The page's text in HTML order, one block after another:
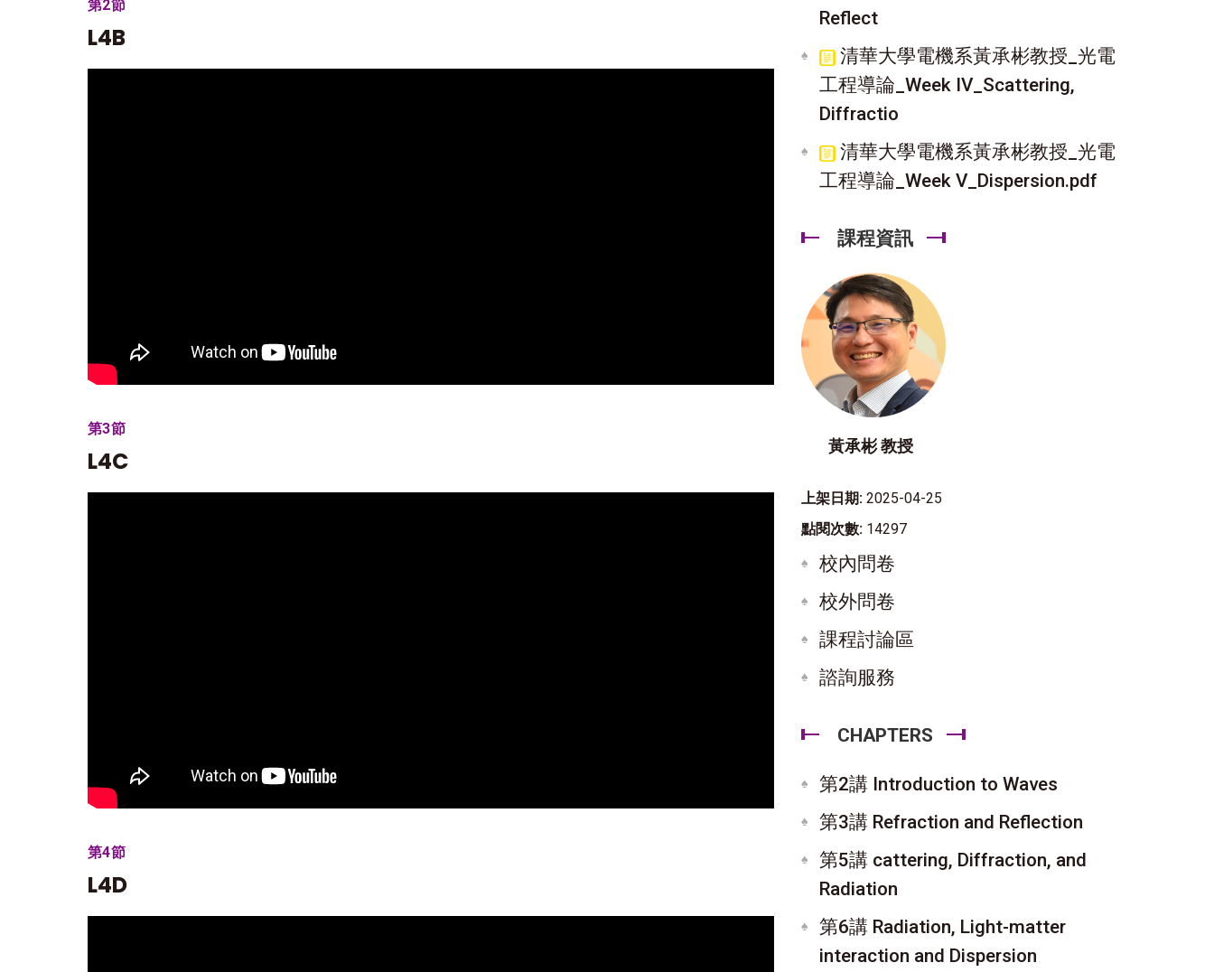
第2節
L4B
第3節
L4C
第4節
L4D
Reflect
清華大學電機系黃承彬教授_光電
工程導論_Week IV_Scattering,
Diffractio
清華大學電機系黃承彬教授_光電
工程導論_Week V_Dispersion.pdf
課程資訊
黃承彬 教授
上架日期: 2025-04-25
點閱次數: 14297
校內問卷
校外問卷
課程討論區
諮詢服務
CHAPTERS
第2講 Introduction to Waves
第3講 Refraction and Reflection
第5講 cattering, Diffraction, and
Radiation
第6講 Radiation, Light-matter
interaction and Dispersion